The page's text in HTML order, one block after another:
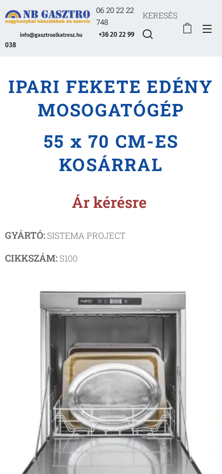
06 20 22 22
748
info@gasztroalkatresz.hu
+36 20 22 99
038
KERESÉS
IPARI FEKETE EDÉNY
MOSOGATÓGÉP
55 x 70 CM-ES
KOSÁRRAL
Ár kérésre
GYÁRTÓ: SISTEMA PROJECT
CIKKSZÁM: S100